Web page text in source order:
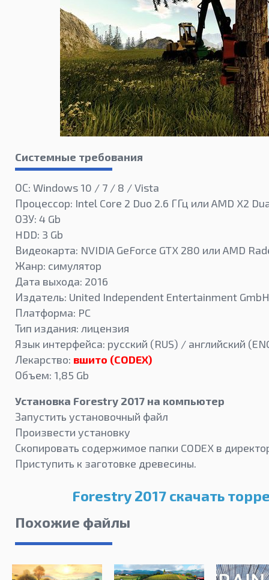
Системные требования
ОС: Windows 10 / 7 / 8 / Vista
Процессор: Intel Core 2 Duo 2.6 ГГц или AMD X2
ОЗУ: 4 Gb
HDD: 3 Gb
Видеокарта: NVIDIA GeForce GTX 280 или AMD
Жанр: симулятор
Дата выхода: 2016
Издатель: United Independent Entertainment GmbH
Платформа: PC
Тип издания: лицензия
Язык интерфейса: русский (RUS) / английский
Лекарство: вшито (CODEX)
Объем: 1,85 Gb
Установка Forestry 2017 на компьютер
Запустить установочный файл
Произвести установку
Скопировать содержимое папки CODEX в
Приступить к заготовке древесины.
Forestry 2017 скачать
Похожие файлы